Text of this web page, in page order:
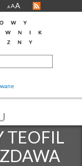
A AA
TEOFIL